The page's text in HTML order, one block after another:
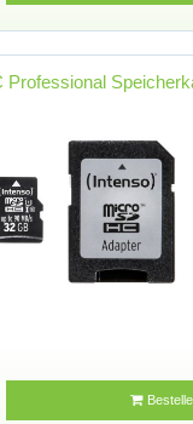
Professional